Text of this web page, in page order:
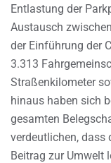
Entlastung der
Austausch
der Einführung der
3.313
Straßenkilometer
hinaus haben sich
gesamten
verdeutlichen, dass
Beitrag zur Umwelt